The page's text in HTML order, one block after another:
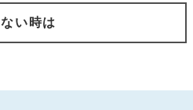
い時は